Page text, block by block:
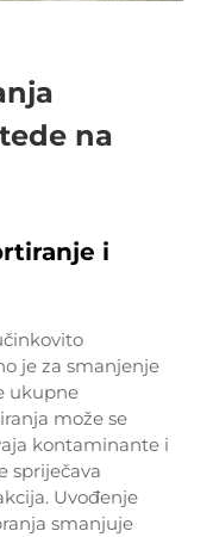
na
i
je za smanjenje
ukupne
može se
kontaminante i
spriječava
Uvođenje
smanjuje